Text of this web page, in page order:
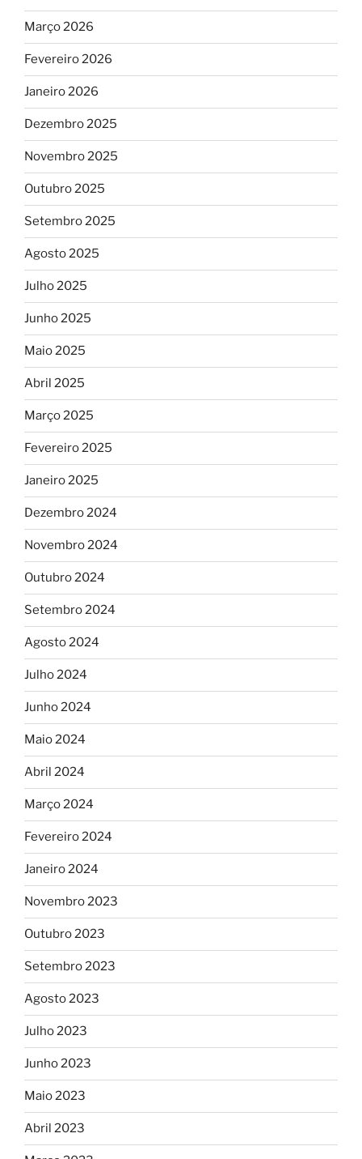
Março 2026
Fevereiro 2026
Janeiro 2026
Dezembro 2025
Novembro 2025
Outubro 2025
Setembro 2025
Agosto 2025
Julho 2025
Junho 2025
Maio 2025
Abril 2025
Março 2025
Fevereiro 2025
Janeiro 2025
Dezembro 2024
Novembro 2024
Outubro 2024
Setembro 2024
Agosto 2024
Julho 2024
Junho 2024
Maio 2024
Abril 2024
Março 2024
Fevereiro 2024
Janeiro 2024
Novembro 2023
Outubro 2023
Setembro 2023
Agosto 2023
Julho 2023
Junho 2023
Maio 2023
Abril 2023